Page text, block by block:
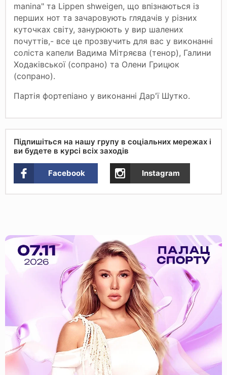
manina" та Lippen shweigen, що впізнаються із
перших нот та зачаровують глядачів у різних
куточках світу, занурюють у вир шалених
почуттів,- все це прозвучить для вас у виконанні
соліста капели Вадима Мітряєва (тенор), Галини
Ходаківської (сопрано) та Олени Грицюк
(сопрано).
Партія фортепіано у виконанні Дар'ї Шутко.
Підпишіться на нашу групу в соціальних мережах і
ви будете в курсі всіх заходів
Facebook Instagram